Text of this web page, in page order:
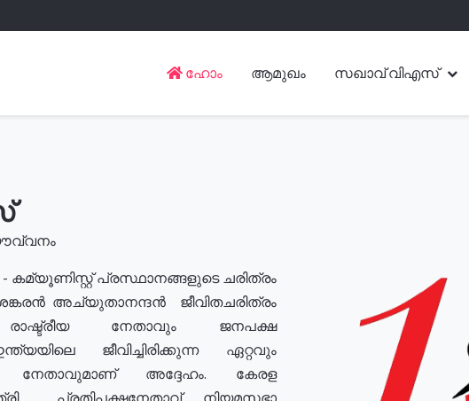
ഹോം ആമുഖം സഖാവ് വിഎസ്
- കമ്യൂണിസ്റ്റ് പ്രസ്ഥാനങ്ങളുടെ ചരിത്രം
അച്യുതാനന്ദൻ ജീവിതചരിത്രം
നേതാവും ജനപക്ഷ
ജീവിച്ചിരിക്കുന്ന ഏറ്റവും
നേതാവുമാണ് അദ്ദേഹം. കേരള
, പ്രതിപക്ഷനേതാവ്, നിയമസഭാ